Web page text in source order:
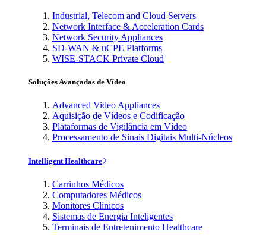
Industrial, Telecom and Cloud Servers
Network Interface & Acceleration Cards
Network Security Appliances
SD-WAN & uCPE Platforms
WISE-STACK Private Cloud
Soluções Avançadas de Vídeo
Advanced Video Appliances
Aquisição de Vídeos e Codificação
Plataformas de Vigilância em Vídeo
Processamento de Sinais Digitais Multi-Núcleos
Intelligent Healthcare
Carrinhos Médicos
Computadores Médicos
Monitores Clínicos
Sistemas de Energia Inteligentes
Terminais de Entretenimento Healthcare